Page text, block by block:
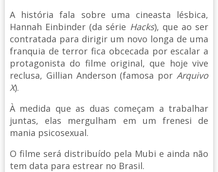
A história fala sobre uma cineasta lésbica,
Hannah Einbinder (da série Hacks), que ao ser
contratada para dirigir um novo longa de uma
franquia de terror fica obcecada por escalar a
protagonista do filme original, que hoje vive
reclusa, Gillian Anderson (famosa por Arquivo
X).
À medida que as duas começam a trabalhar
juntas, elas mergulham em um frenesi de
mania psicosexual.
O filme será distribuído pela Mubi e ainda não
tem data para estrear no Brasil.